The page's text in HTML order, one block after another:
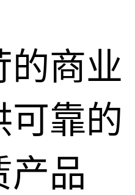
的商业
可靠的
产品